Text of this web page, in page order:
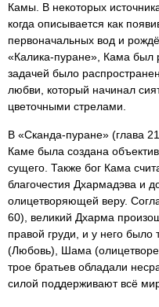
Камы. В некоторых
когда описывается как
первоначальных вод и
«Калика-пуране», Кама был
задачей было
любви, который начинал
цветочными стрелами.
В «Сканда-пуране» (глава
Каме была создана
сущего. Также бог Кама
благочестия Дхармадэва и
олицетворяющей веру.
60), великий Дхарма
правой груди, и у него
(Любовь), Шама
трое братьев обладали
силой поддерживают всё